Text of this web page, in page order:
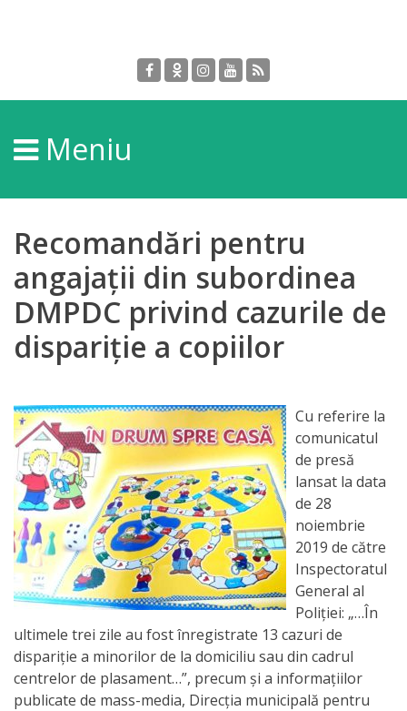
DGPDC
Informații
despre
Subdiviziuni/Servicii
Structura
Strategia
Orarul
audienței
Managementul
instituției
Planuri
de
activitate
Parteneriate
Meniu
Recomandări pentru
angajații din subordinea
DMPDC privind cazurile de
dispariție a copiilor
Cu referire la
comunicatul
de presă
lansat la data
de 28
noiembrie
2019 de către
Inspectoratul
General al
Poliției: „…În
ultimele trei zile au fost înregistrate 13 cazuri de
dispariție a minorilor de la domiciliu sau din cadrul
centrelor de plasament…”, precum și a informațiilor
publicate de mass-media, Direcția municipală pentru